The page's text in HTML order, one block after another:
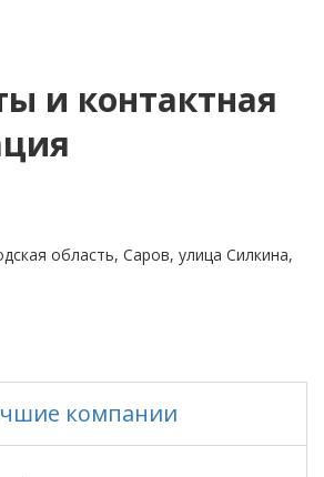
и контактная
область, Саров, улица Силкина,
компании